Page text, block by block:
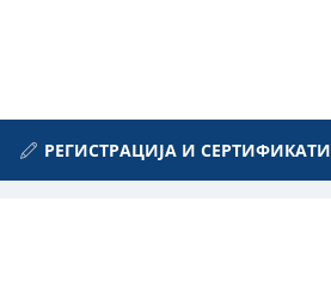
РЕГИСТРАЦИЈА И СЕРТИФИКАТИ